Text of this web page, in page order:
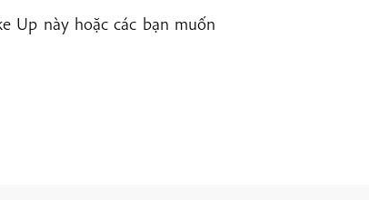
Up này hoặc các bạn muốn